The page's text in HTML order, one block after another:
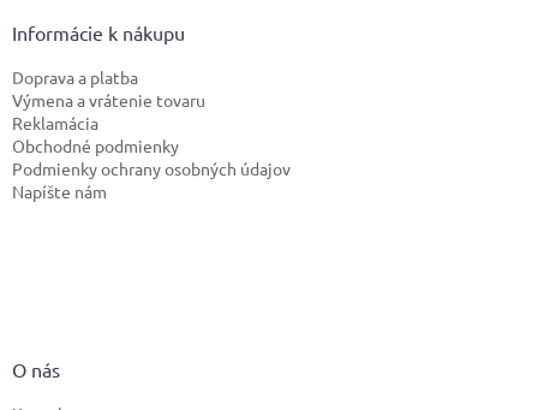
Informácie k nákupu
Doprava a platba
Výmena a vrátenie tovaru
Reklamácia
Obchodné podmienky
Podmienky ochrany osobných údajov
Napíšte nám
O nás